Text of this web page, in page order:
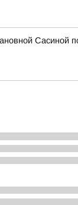
Сасиной